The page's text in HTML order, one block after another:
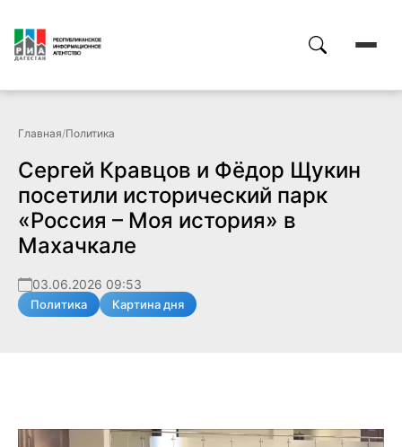
Главная/Политика
Сергей Кравцов и Фёдор Щукин
посетили исторический парк
«Россия – Моя история» в
Махачкале
03.06.2026 09:53
Политика Картина дня